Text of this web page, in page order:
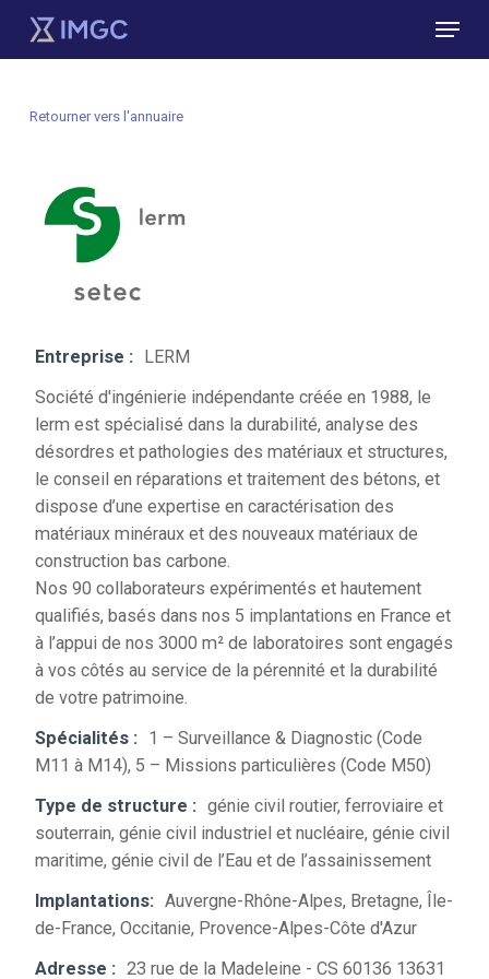
Skip
Menu
Retourner vers l'annuaire
Entreprise : LERM
Société d'ingénierie indépendante créée en 1988, le
lerm est spécialisé dans la durabilité, analyse des
désordres et pathologies des matériaux et structures,
le conseil en réparations et traitement des bétons, et
dispose d’une expertise en caractérisation des
matériaux minéraux et des nouveaux matériaux de
construction bas carbone.
Nos 90 collaborateurs expérimentés et hautement
qualifiés, basés dans nos 5 implantations en France et
à l’appui de nos 3000 m² de laboratoires sont engagés
à vos côtés au service de la pérennité et la durabilité
de votre patrimoine.
Spécialités : 1 – Surveillance & Diagnostic (Code
M11 à M14), 5 – Missions particulières (Code M50)
Type de structure : génie civil routier, ferroviaire et
souterrain, génie civil industriel et nucléaire, génie civil
maritime, génie civil de l’Eau et de l’assainissement
Implantations: Auvergne-Rhône-Alpes, Bretagne, Île-
de-France, Occitanie, Provence-Alpes-Côte d'Azur
Adresse : 23 rue de la Madeleine - CS 60136 13631